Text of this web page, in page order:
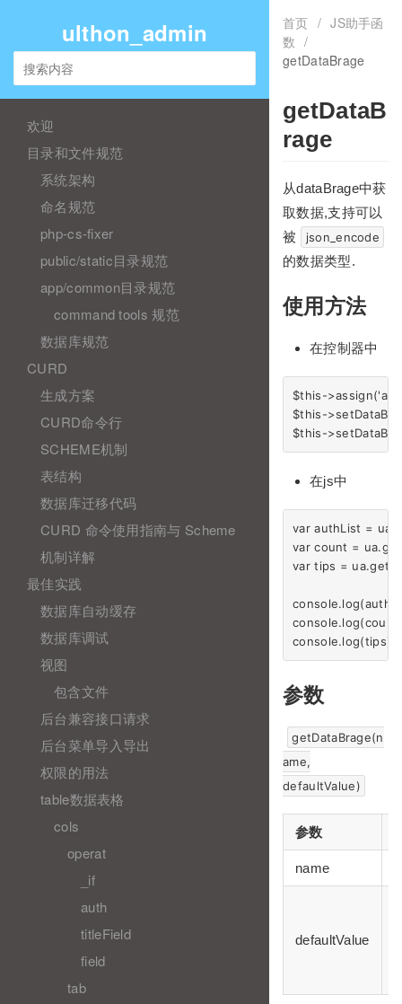
ulthon_admin
欢迎
目录和文件规范
系统架构
命名规范
php-cs-fixer
public/static目录规范
app/common目录规范
command tools 规范
数据库规范
CURD
生成方案
CURD命令行
SCHEME机制
表结构
数据库迁移代码
CURD 命令使用指南与 Scheme
机制详解
最佳实践
数据库自动缓存
数据库调试
视图
包含文件
后台兼容接口请求
后台菜单导入导出
权限的用法
table数据表格
cols
operat
_if
auth
titleField
field
tab
首页 / JS助手函
数 /
getDataBrage
getDataB
rage
从dataBrage中获
取数据,支持可以
被
json_encode
的数据类型.
使用方法
在控制器中
$this-
$this-
在js中
var authList =
var count =
var tips =
参数
getDataBrage(n
ame,
defaultValue)
参数
name
defaultValue